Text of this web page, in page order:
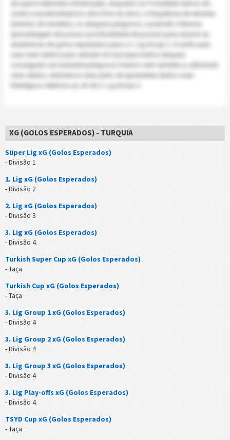
(número de remates), os ataques perigosos, a pressão ofensiva
(percentagem de posse e profundidade da posse) para resumir as
usar mais dados para calcular xG é porque muitos ataques
conseguem ser bastante perigosos mesmo sem remates e, utilizando
mais dados, estaremos mais perto de apresentar dados mais
fidedignos relativos ao xG da 3. Lig Group 2.
XG (GOLOS ESPERADOS) - TURQUIA
Süper Lig xG (Golos Esperados)
- Divisão 1
1. Lig xG (Golos Esperados)
- Divisão 2
2. Lig xG (Golos Esperados)
- Divisão 3
3. Lig xG (Golos Esperados)
- Divisão 4
Turkish Super Cup xG (Golos Esperados)
- Taça
Turkish Cup xG (Golos Esperados)
- Taça
3. Lig Group 1 xG (Golos Esperados)
- Divisão 4
3. Lig Group 2 xG (Golos Esperados)
- Divisão 4
3. Lig Group 3 xG (Golos Esperados)
- Divisão 4
3. Lig Play-offs xG (Golos Esperados)
- Divisão 4
TSYD Cup xG (Golos Esperados)
- Taça